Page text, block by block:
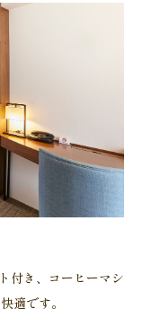
付き、コーヒーマシ
適です。